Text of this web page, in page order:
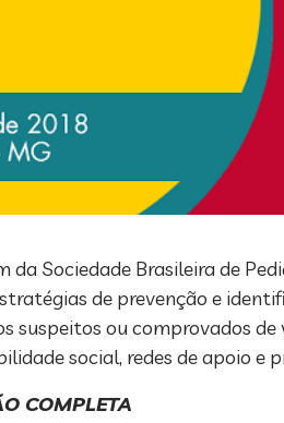
Sociedade Brasileira de
de prevenção e
suspeitos ou comprovados
social, redes de apoio e
COMPLETA